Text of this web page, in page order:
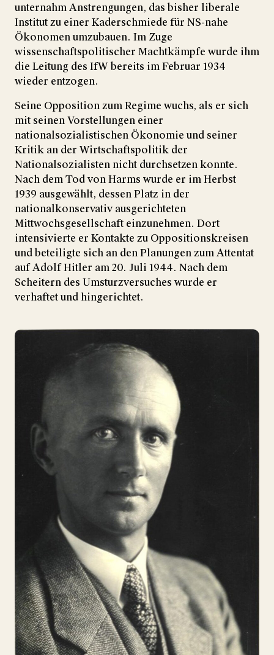
unternahm Anstrengungen, das bisher liberale
Institut zu einer Kaderschmiede für NS-nahe
Ökonomen umzubauen. Im Zuge
wissenschaftspolitischer Machtkämpfe wurde ihm
die Leitung des IfW bereits im Februar 1934
wieder entzogen.
Seine Opposition zum Regime wuchs, als er sich
mit seinen Vorstellungen einer
nationalsozialistischen Ökonomie und seiner
Kritik an der Wirtschaftspolitik der
Nationalsozialisten nicht durchsetzen konnte.
Nach dem Tod von Harms wurde er im Herbst
1939 ausgewählt, dessen Platz in der
nationalkonservativ ausgerichteten
Mittwochsgesellschaft einzunehmen. Dort
intensivierte er Kontakte zu Oppositionskreisen
und beteiligte sich an den Planungen zum Attentat
auf Adolf Hitler am 20. Juli 1944. Nach dem
Scheitern des Umsturzversuches wurde er
verhaftet und hingerichtet.